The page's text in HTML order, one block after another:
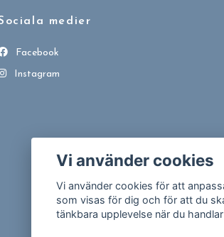
medier
Facebook
Instagram
Vi använder cookies
Vi använder cookies för att
som visas för dig och för att du
tänkbara upplevelse när du